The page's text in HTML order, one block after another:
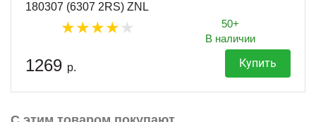
180307 (6307 2RS) ZNL
50+
В наличии
1269 р. Купить